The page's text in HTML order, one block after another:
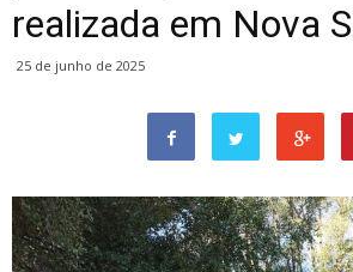
realizada em Nova
25 de junho de 2025